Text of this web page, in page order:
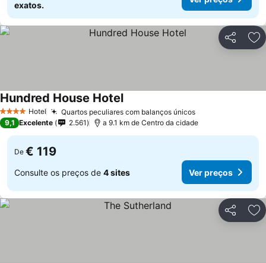
exatos.
Partilhar
4 EstrelasHotel Quartos peculiares com balanços únicos
Hundred House Hotel
9,1 Excelente 2.561 a 9.1 km de Centro da cidade
De € 119
Consulte os preços de 4 sites Ver preços
Partilhar